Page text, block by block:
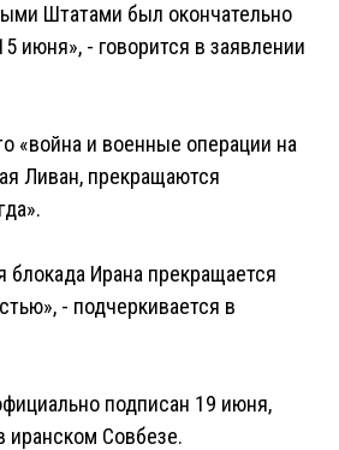
Штатами был окончательно
июня», - говорится в заявлении
«война и военные операции на
Ливан, прекращаются
блокада Ирана прекращается
- подчеркивается в
подписан 19 июня,
иранском Совбезе.